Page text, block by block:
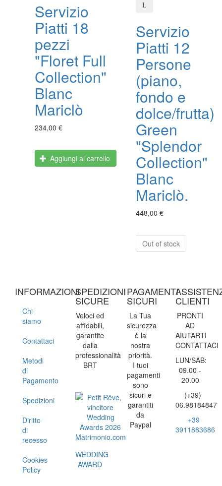
Servizio
Piatti 18
pezzi
"Floret Full
Collection"
Blanc
Mariclò
234,00 €
Aggiungi al carrello
Servizio
Piatti 12
Persone
(piano,
fondo e
dolce/frutta)
Green
"Splendor
Collection"
Blanc
Mariclò.
448,00 €
Out of stock
INFORMAZIONI
Chi
siamo
Contattaci
Metodi
di
Pagamento
Spedizioni
Diritto
di
recesso
Cookies
Policy
SPEDIZIONI
SICURE
Veloci ed
affidabili,
garantite
dalla
professionalità
BRT
WEDDING
AWARD
PAGAMENTI
SICURI
La Tua
sicurezza
è la
nostra
priorità.
I tuoi
pagamenti
sono
sicuri e
garantiti
da
Paypal
CLIENTI
PRONTI
AD
AIUTARTI
CONTATTACI
LUN/SAB:
09.00 -
20.00
(+39)
06.98184847
+39
3911883686